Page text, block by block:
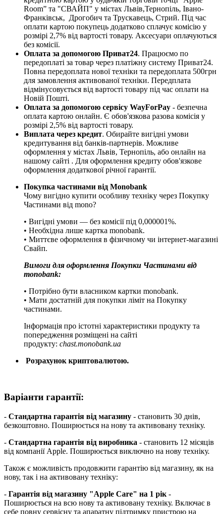
Room” та "СВАЙП" у містах Львів,Тернопіль, Івано-
Франківськ, Дрогобич та Трускавець, Стрий. Під час
оплати картою покупець додатково сплачує комісію у
розмірі 2,7% від вартості товару. Аксесуари оплачуються
без комісії.
Оплата за допомогою Приват24. Працюємо по
передоплаті за товар через платіжну систему Приват24.
Повна передоплата нової техніки та передоплата 500грн
для замовлення активованої техніки. Передплата
відмінусовується від вартості товару під час оплати на
Новій Пошті.
Оплата за допомогою сервісу WayForPay - безпечна
оплата картою онлайн. Є обов'язкова разова комісія у
розмірі 2,5% від вартості товару.
Виплата через кредит. Обирайте вигідні умови
кредитування від банків-партнерів. Можливе
оформлення у містах Львів, Тернопіль, або онлайн на
нашому сайті . Для оформлення кредиту обов'язкове
оформлення додаткової річної гарантії.
Покупка частинами від Monobank
Чому вигідно купити особливу техніку через Покупку
Частинами від mono?
• Вигідні умови — без комісії під 0,000001%.
• Необхідна лише картка monobank.
• Миттєве оформлення в фізичному чи інтернет-магазині
Cвайп.
Вимоги для оформлення Покупки Частинами від
monobank:
• Потрібно бути власником картки monobank.
• Мати достатній для покупки ліміт на Покупку
частинами.
Інформація про істотні характеристики продукту та
попередження розміщені на сайті
продукту: chast.monobank.ua
Розрахунок криптовалютою.
Варіанти гарантії:
- Стандартна гарантія від магазину - становить 30 днів,
безкоштовно. Поширюється на нову та активовану техніку.
- Стандартна гарантія від виробника - становить 12 місяців
від компанії Apple. Поширюється виключно на нову техніку.
Також є можливість продовжити гарантію від магазину, як на
нову, так і на активовану техніку:
- Гарантія від магазину "Apple Care" на 1 рік -
Поширюється на всю нову та активовану техніку. Включає в
себе повну сервісну та апаратну підтримку пристрою на